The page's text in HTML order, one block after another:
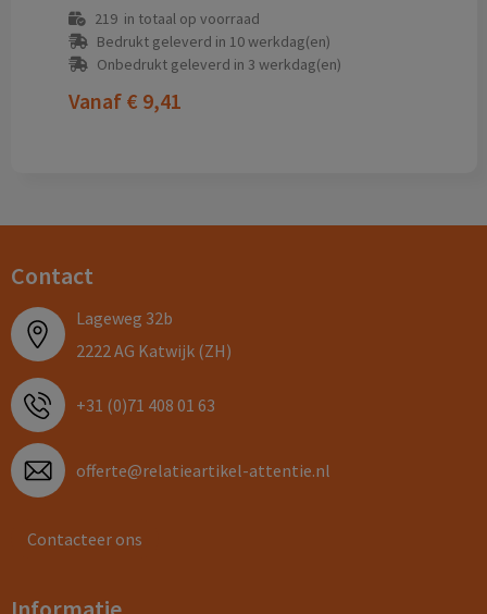
219in totaal op voorraad
Bedrukt geleverd in 10 werkdag(en)
Onbedrukt geleverd in 3 werkdag(en)
Vanaf € 9,41
Contact
Lageweg 32b
2222 AG Katwijk (ZH)
+31 (0)71 408 01 63
offerte@relatieartikel-attentie.nl
Contacteer ons